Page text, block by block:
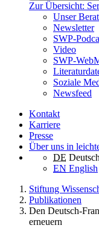
Zur Übersicht:
Unser
Newsletter
SWP-
Video
SWP-
Soziale
Newsfeed
Kontakt
Karriere
Presse
Über uns in
DE Deutsch
EN English
Stiftung
Publikationen
Den Deutsch-
erneuern